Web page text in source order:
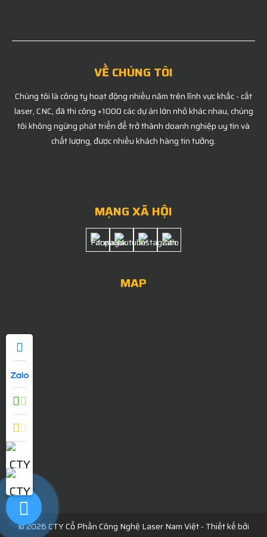
VỀ CHÚNG TÔI
Chúng tôi là công ty hoạt động nhiều năm trên lĩnh vực khắc - cắt
laser, CNC, đã thi công +1000 các dự án lớn nhỏ khác nhau, chúng
tôi không ngừng phát triển để trở thành doanh nghiệp uy tín và
chất lượng, được nhiều khách hàng tin tưởng.
MẠNG XÃ HỘI
MAP
© 2026 CTY Cổ Phần Công Nghệ Laser Nam Việt - Thiết kế bởi
0909052838